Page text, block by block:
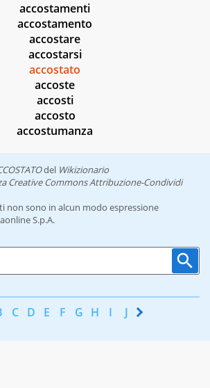
accostamenti
accostamento
accostare
accostarsi
accostato
accoste
accosti
accosto
accostumanza
del Wikizionario
Creative Commons Attribuzione-Condividi
non sono in alcun modo espressione
S.p.A.
C D E F G H I J K